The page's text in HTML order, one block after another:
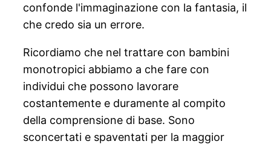
confonde l'immaginazione con la fantasia, il
che credo sia un errore.
Ricordiamo che nel trattare con bambini
monotropici abbiamo a che fare con
individui che possono lavorare
costantemente e duramente al compito
della comprensione di base. Sono
sconcertati e spaventati per la maggior